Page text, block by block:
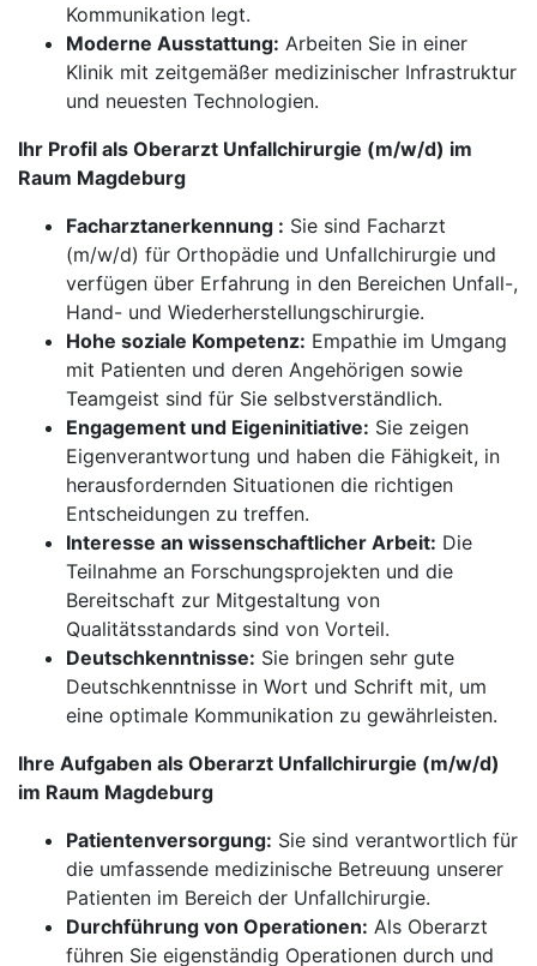
Kommunikation legt.
Moderne Ausstattung: Arbeiten Sie in einer
Klinik mit zeitgemäßer medizinischer Infrastruktur
und neuesten Technologien.
Ihr Profil als Oberarzt Unfallchirurgie (m/w/d) im
Raum Magdeburg
Facharztanerkennung : Sie sind Facharzt
(m/w/d) für Orthopädie und Unfallchirurgie und
verfügen über Erfahrung in den Bereichen Unfall-,
Hand- und Wiederherstellungschirurgie.
Hohe soziale Kompetenz: Empathie im Umgang
mit Patienten und deren Angehörigen sowie
Teamgeist sind für Sie selbstverständlich.
Engagement und Eigeninitiative: Sie zeigen
Eigenverantwortung und haben die Fähigkeit, in
herausfordernden Situationen die richtigen
Entscheidungen zu treffen.
Interesse an wissenschaftlicher Arbeit: Die
Teilnahme an Forschungsprojekten und die
Bereitschaft zur Mitgestaltung von
Qualitätsstandards sind von Vorteil.
Deutschkenntnisse: Sie bringen sehr gute
Deutschkenntnisse in Wort und Schrift mit, um
eine optimale Kommunikation zu gewährleisten.
Ihre Aufgaben als Oberarzt Unfallchirurgie (m/w/d)
im Raum Magdeburg
Patientenversorgung: Sie sind verantwortlich für
die umfassende medizinische Betreuung unserer
Patienten im Bereich der Unfallchirurgie.
Durchführung von Operationen: Als Oberarzt
führen Sie eigenständig Operationen durch und